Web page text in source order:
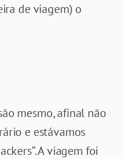
de viagem) o
mesmo, afinal não
e estávamos
A viagem foi